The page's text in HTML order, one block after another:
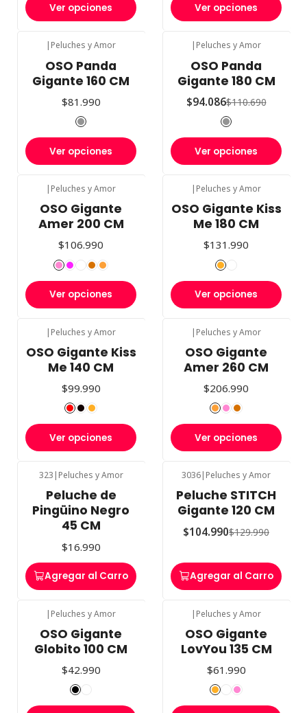
Ver opciones Ver opciones
Peluches y Amor
OSO Panda
Gigante 160 CM
$81.990
Ver opciones
Peluches y Amor
OSO Panda
Gigante 180 CM
$94.086$110.690
Ver opciones
| Peluches y Amor
OSO Gigante
Amer 200 CM
$106.990
Ver opciones
| Peluches y Amor
OSO Gigante Kiss
Me 180 CM
$131.990
Ver opciones
| Peluches y Amor
OSO Gigante Kiss
Me 140 CM
$99.990
Ver opciones
| Peluches y Amor
OSO Gigante
Amer 260 CM
$206.990
Ver opciones
323 | Peluches y Amor
Peluche de
Pingüino Negro
45 CM
$16.990
Agregar al Carro
3036| Peluches y Amor
Peluche STITCH
Gigante 120 CM
$104.990$129.990
Agregar al Carro
| Peluches y Amor
OSO Gigante
Globito 100 CM
$42.990
| Peluches y Amor
OSO Gigante
LovYou 135 CM
$61.990